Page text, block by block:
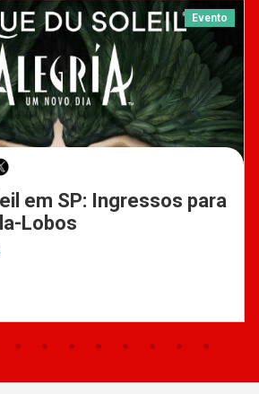
Evento
em SP: Ingressos para
Lobos